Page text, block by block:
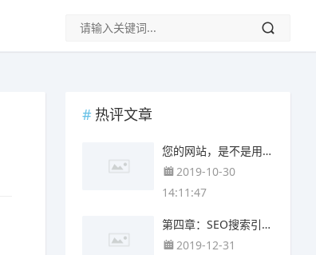
热评文章
您的网站，是不是用SEO方式制作?
2019-10-30
14:11:47
第四章：SEO搜索引擎最佳化的基础开发与设计 (下)
2019-12-31